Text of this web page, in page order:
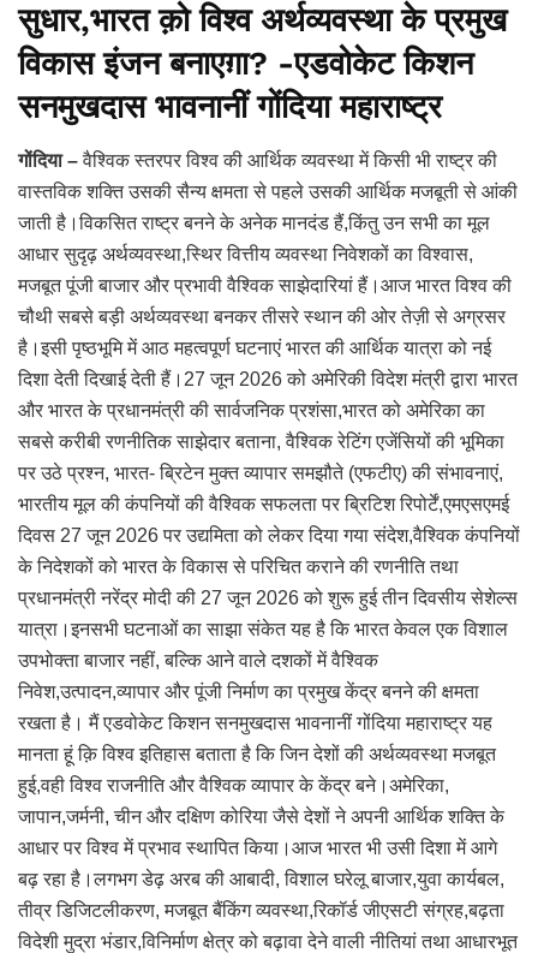
सुधार,भारत क़ो विश्व अर्थव्यवस्था के प्रमुख
विकास इंजन बनाएग़ा? -एडवोकेट किशन
सनमुखदास भावनानीं गोंदिया महाराष्ट्र
गोंदिया –वैश्विक स्तरपर विश्व की आर्थिक व्यवस्था में किसी भी राष्ट्र की
वास्तविक शक्ति उसकी सैन्य क्षमता से पहले उसकी आर्थिक मजबूती से आंकी
जाती है।विकसित राष्ट्र बनने के अनेक मानदंड हैं,किंतु उन सभी का मूल
आधार सुदृढ़ अर्थव्यवस्था,स्थिर वित्तीय व्यवस्था निवेशकों का विश्वास,
मजबूत पूंजी बाजार और प्रभावी वैश्विक साझेदारियां हैं।आज भारत विश्व की
चौथी सबसे बड़ी अर्थव्यवस्था बनकर तीसरे स्थान की ओर तेज़ी से अग्रसर
है।इसी पृष्ठभूमि में आठ महत्वपूर्ण घटनाएं भारत की आर्थिक यात्रा को नई
दिशा देती दिखाई देती हैं।27 जून 2026 को अमेरिकी विदेश मंत्री द्वारा भारत
और भारत के प्रधानमंत्री की सार्वजनिक प्रशंसा,भारत को अमेरिका का
सबसे करीबी रणनीतिक साझेदार बताना, वैश्विक रेटिंग एजेंसियों की भूमिका
पर उठे प्रश्न, भारत- ब्रिटेन मुक्त व्यापार समझौते (एफटीए) की संभावनाएं,
भारतीय मूल की कंपनियों की वैश्विक सफलता पर ब्रिटिश रिपोर्टें,एमएसएमई
दिवस 27 जून 2026 पर उद्यमिता को लेकर दिया गया संदेश,वैश्विक कंपनियों
के निदेशकों को भारत के विकास से परिचित कराने की रणनीति तथा
प्रधानमंत्री नरेंद्र मोदी की 27 जून 2026 को शुरू हुई तीन दिवसीय सेशेल्स
यात्रा।इनसभी घटनाओं का साझा संकेत यह है कि भारत केवल एक विशाल
उपभोक्ता बाजार नहीं, बल्कि आने वाले दशकों में वैश्विक
निवेश,उत्पादन,व्यापार और पूंजी निर्माण का प्रमुख केंद्र बनने की क्षमता
रखता है। मैं एडवोकेट किशन सनमुखदास भावनानीं गोंदिया महाराष्ट्र यह
मानता हूं क़ि विश्व इतिहास बताता है कि जिन देशों की अर्थव्यवस्था मजबूत
हुई,वही विश्व राजनीति और वैश्विक व्यापार के केंद्र बने।अमेरिका,
जापान,जर्मनी, चीन और दक्षिण कोरिया जैसे देशों ने अपनी आर्थिक शक्ति के
आधार पर विश्व में प्रभाव स्थापित किया।आज भारत भी उसी दिशा में आगे
बढ़ रहा है।लगभग डेढ़ अरब की आबादी, विशाल घरेलू बाजार,युवा कार्यबल,
तीव्र डिजिटलीकरण, मजबूत बैंकिंग व्यवस्था,रिकॉर्ड जीएसटी संग्रह,बढ़ता
विदेशी मुद्रा भंडार,विनिर्माण क्षेत्र को बढ़ावा देने वाली नीतियां तथा आधारभूत